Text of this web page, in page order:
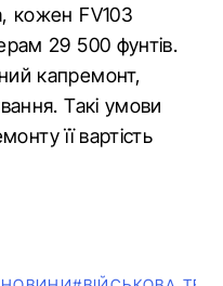
кожен FV103
29 500 фунтів.
капремонт,
Такі умови
її вартість